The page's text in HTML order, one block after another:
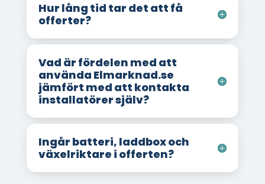
Hur lång tid tar det att få
offerter?
Vad är fördelen med att
använda Elmarknad.se
jämfört med att kontakta
installatörer själv?
Ingår batteri, laddbox och
växelriktare i offerten?